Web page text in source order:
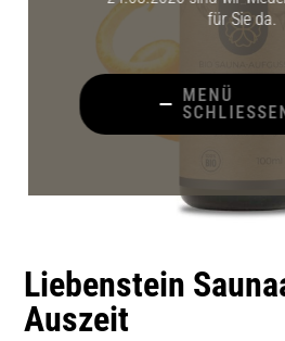
Liebenstein
Auszeit
für Sie da.
MENÜ